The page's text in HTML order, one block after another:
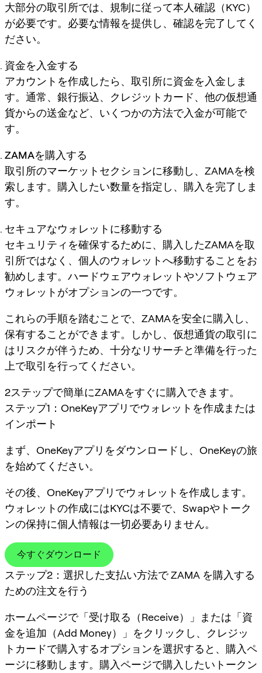
大部分の取引所では、規制に従って本人確認（KYC）
が必要です。必要な情報を提供し、確認を完了してく
ださい。
資金を入金する
アカウントを作成したら、取引所に資金を入金しま
す。通常、銀行振込、クレジットカード、他の仮想通
貨からの送金など、いくつかの方法で入金が可能で
す。
ZAMAを購入する
取引所のマーケットセクションに移動し、ZAMAを検
索します。購入したい数量を指定し、購入を完了しま
す。
セキュアなウォレットに移動する
セキュリティを確保するために、購入したZAMAを取
引所ではなく、個人のウォレットへ移動することをお
勧めします。ハードウェアウォレットやソフトウェア
ウォレットがオプションの一つです。
これらの手順を踏むことで、ZAMAを安全に購入し、
保有することができます。しかし、仮想通貨の取引に
はリスクが伴うため、十分なリサーチと準備を行った
上で取引を行ってください。
2ステップで簡単にZAMAをすぐに購入できます。
ステップ1：OneKeyアプリでウォレットを作成または
インポート
まず、OneKeyアプリをダウンロードし、OneKeyの旅
を始めてください。
その後、OneKeyアプリでウォレットを作成します。
ウォレットの作成にはKYCは不要で、Swapやトーク
ンの保持に個人情報は一切必要ありません。
今すぐダウンロード
ステップ2：選択した支払い方法で ZAMA を購入する
ための注文を行う
ホームページで「受け取る（Receive）」または「資
金を追加（Add Money）」をクリックし、クレジッ
トカードで購入するオプションを選択すると、購入ペ
ージに移動します。購入ページで購入したいトークン